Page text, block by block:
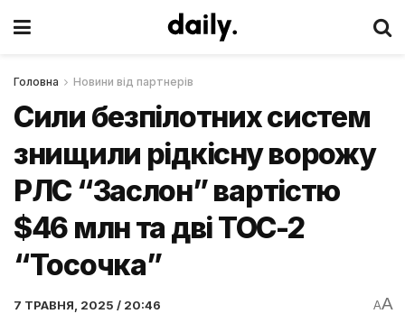
Головна Новини від партнерів
Сили безпілотних систем
знищили рідкісну ворожу
РЛС “Заслон” вартістю
$46 млн та дві ТОС-2
“Тосочка”
7 ТРАВНЯ, 2025 / 20:46 AA